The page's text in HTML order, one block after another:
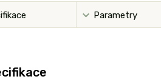
Parametry